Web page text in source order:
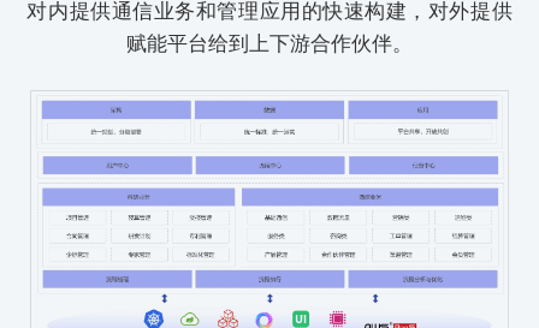
对内提供通信业务和管理应用的快速构建，对外提供
赋能平台给到上下游合作伙伴。